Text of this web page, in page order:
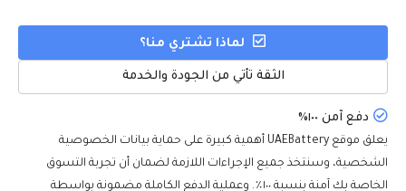
لماذا تشتري منا؟
الثقة تأتي من الجودة والخدمة
دفع آمن ١٠٠٪
يعلق موقع UAEBattery أهمية كبيرة على حماية بيانات الخصوصية
الشخصية، وسنتخذ جميع الإجراءات اللازمة لضمان أن تجربة التسوق
الخاصة بك آمنة بنسبة ١٠٠٪. وعملية الدفع الكاملة مضمونة بواسطة